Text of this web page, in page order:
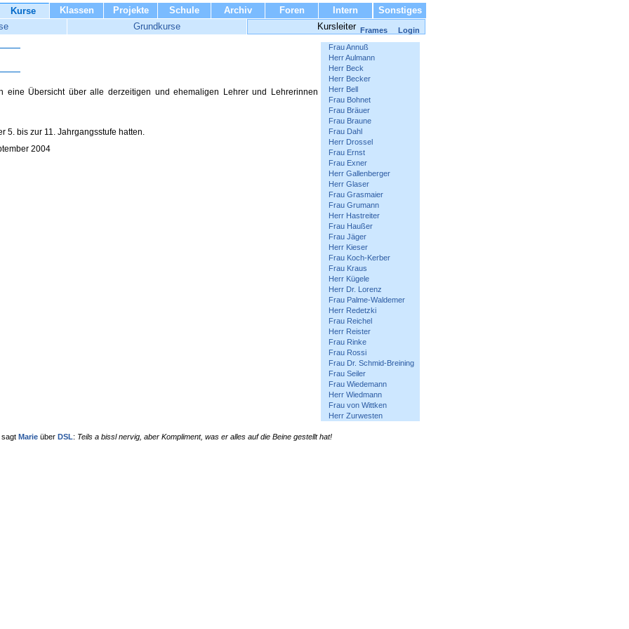
Frames Login
Kurse Klassen Projekte Schule Archiv Foren Intern
Sonstiges
Grundkurse Kursleiter
Frau Annuß
Herr Aulmann
Herr Beck
Herr Becker
Herr Bell
Frau Bohnet
Frau Bräuer
Frau Braune
Frau Dahl
Herr Drossel
Frau Ernst
Frau Exner
Herr Gallenberger
Herr Glaser
Frau Grasmaier
Frau Grumann
Herr Hastreiter
Frau Haußer
Frau Jäger
Herr Kieser
Frau Koch-Kerber
Frau Kraus
Herr Kügele
Herr Dr. Lorenz
Frau Palme-Waldemer
Herr Redetzki
Frau Reichel
Herr Reister
Frau Rinke
Frau Rossi
Frau Dr. Schmid-Breining
Frau Seiler
Frau Wiedemann
Herr Wiedmann
Frau von Wittken
Herr Zurwesten
eine Übersicht über alle derzeitigen und ehemaligen Lehrer und Lehrerinnen
5. bis zur 11. Jahrgangsstufe hatten.
Marie über DSL: Teils a bissl nervig, aber Kompliment, was er alles auf die Beine gestellt hat!